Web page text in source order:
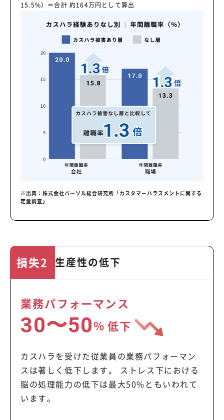
15.5%）＝合計 約164万円として算出
※出典： 株式会社パーソル総合研究所「カスタマーハラスメントに関する
定量調査」
損失2 生産性の低下
業務パフォーマンス
30〜50% 低下
カスハラを受けた従業員の業務パフォーマン
スは著しく低下します。 ストレス下における
脳の処理能力の低下は最大50%ともいわれて
います。